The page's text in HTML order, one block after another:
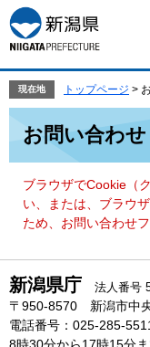
ー
ジ
の
頭
す。
ニ
ュ
ー
飛
て
現在地 トップページ >
お問い合わせ
ブラウザでCookie（
い、または、ブラウ
ため、お問い合わせ
新潟県庁 法人番号
〒950-8570 新潟市中
電話番号：025-285-